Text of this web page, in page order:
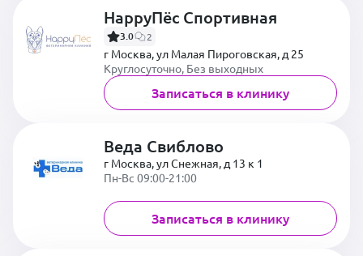
HappyПёс Спортивная
3.0 2
г Москва, ул Малая Пироговская, д 25
Круглосуточно, Без выходных
Записаться в клинику
Веда Свиблово
г Москва, ул Снежная, д 13 к 1
Пн-Вс 09:00-21:00
Записаться в клинику